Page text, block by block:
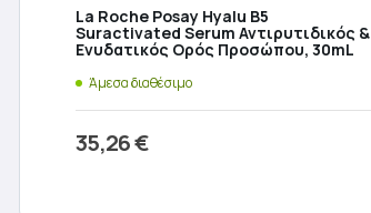
La Roche Posay Hyalu B5
Suractivated Serum Αντιρυτιδικός &
Ενυδατικός Ορός Προσώπου, 30mL
Άμεσα διαθέσιμο
35,26€